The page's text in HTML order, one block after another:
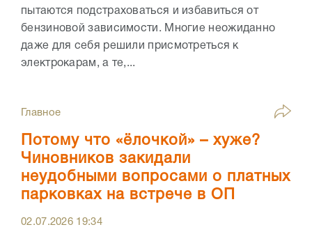
пытаются подстраховаться и избавиться от
бензиновой зависимости. Многие неожиданно
даже для себя решили присмотреться к
электрокарам, а те,...
Главное
Потому что «ёлочкой» – хуже?
Чиновников закидали
неудобными вопросами о платных
парковках на встрече в ОП
02.07.2026 19:34